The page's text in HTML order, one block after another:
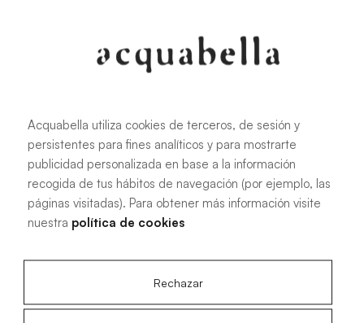
PDF
Manuale di installazione dei piatti
doccia Akron®
Acquabella utiliza cookies de terceros, de sesión y
persistentes para fines analíticos y para mostrarte
publicidad personalizada en base a la información
recogida de tus hábitos de navegación (por ejemplo, las
páginas visitadas). Para obtener más información visite
nuestra política de cookies
Rechazar